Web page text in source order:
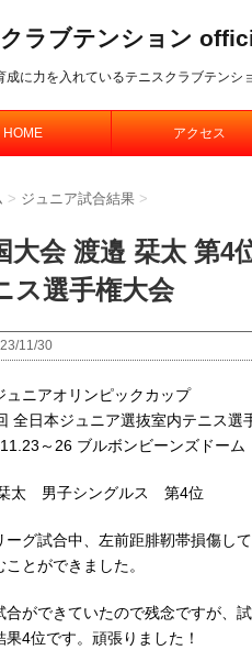
ラブテンション
成に力を入れているテニスクラブテンシ
HOME アクセス
> ジュニア試合結果 >
大会 渡邉 栞太 第4
ス選手権大会
11/30
ュニアオリンピックカップ
全日本ジュニア選抜室内テニス選
～26 ブルボンビーンズドーム
太 男子シングルス 第4位
ーグ試合中、左前距腓靭帯損傷し
ことができました。
合ができていたので残念ですが、
果4位です。頑張りました！